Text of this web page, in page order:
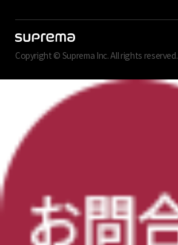
Copyright © Suprema Inc. All rights reserved.